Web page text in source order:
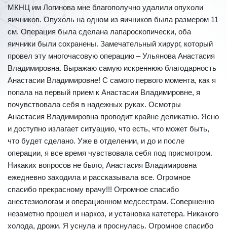
МКНЦ им Логинова мне благополучно удалили опухоли
яичников. Опухоль на одном из яичников была размером 11
см. Операция была сделана лапароскопически, оба
яичники были сохранены. Замечательный хирург, который
провел эту многочасовую операцию – Ульянова Анастасия
Владимировна. Выражаю самую искреннюю благодарность
Анастасии Владимировне! С самого первого момента, как я
попала на первый прием к Анастасии Владимировне, я
почувствовала себя в надежных руках. Осмотры
Анастасия Владимировна проводит крайне деликатно. Ясно
и доступно излагает ситуацию, что есть, что может быть,
что будет сделано. Уже в отделении, и до и после
операции, я все время чувствовала себя под присмотром.
Никаких вопросов не было, Анастасия Владимировна
ежедневно заходила и рассказывала все. Огромное
спасибо прекрасному врачу!!! Огромное спасибо
анестезиологам и операционном медсестрам. Совершенно
незаметно прошел и наркоз, и установка катетера. Никакого
холода, дрожи. Я уснула и проснулась. Огромное спасибо